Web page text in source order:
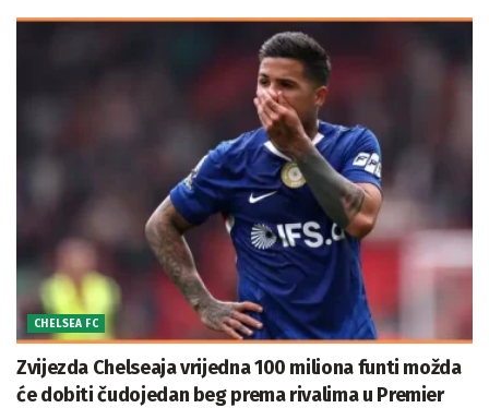
CHELSEA FC
Zvijezda Chelseaja vrijedna 100 miliona funti možda
će dobiti čudojedan beg prema rivalima u Premier